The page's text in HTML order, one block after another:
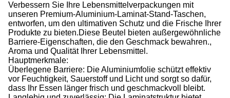
Verbessern Sie Ihre Lebensmittelverpackungen mit
unseren Premium-Aluminium-Laminat-Stand-Taschen,
entworfen, um den ultimativen Schutz und die Frische Ihrer
Produkte zu bieten.Diese Beutel bieten außergewöhnliche
Barriere-Eigenschaften, die den Geschmack bewahren.,
Aroma und Qualität Ihrer Lebensmittel.
Hauptmerkmale:
Überlegene Barriere: Die Aluminiumfolie schützt effektiv
vor Feuchtigkeit, Sauerstoff und Licht und sorgt so dafür,
dass Ihr Essen länger frisch und geschmackvoll bleibt.